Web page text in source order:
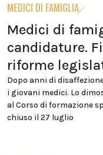
MEDICI DI FAMIGLIA
Medici di
candidature.
riforme
Dopo anni di
i giovani medici. Lo
al Corso di formazione
chiuso il 27 luglio